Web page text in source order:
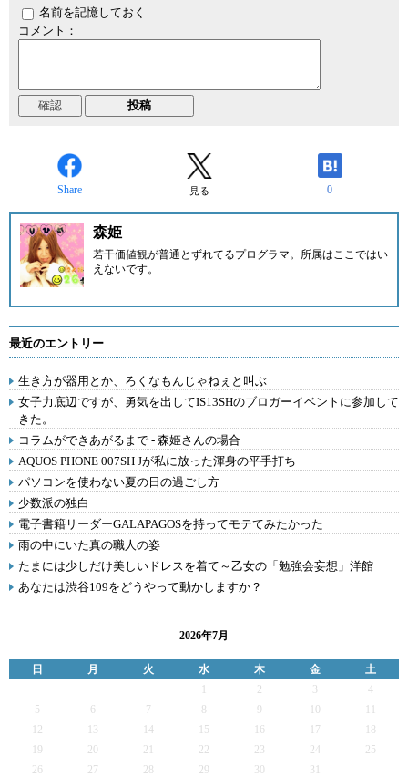
名前を記憶しておく
コメント：
Share 見る 0
森姫
若干価値観が普通とずれてるプログラマ。所属はここではい
えないです。
最近のエントリー
生き方が器用とか、ろくなもんじゃねぇと叫ぶ
女子力底辺ですが、勇気を出してIS13SHのブロガーイベントに参加して
きた。
コラムができあがるまで - 森姫さんの場合
AQUOS PHONE 007SH Jが私に放った渾身の平手打ち
パソコンを使わない夏の日の過ごし方
少数派の独白
電子書籍リーダーGALAPAGOSを持ってモテてみたかった
雨の中にいた真の職人の姿
たまには少しだけ美しいドレスを着て～乙女の「勉強会妄想」洋館
あなたは渋谷109をどうやって動かしますか？
2026年7月
日 月 火 水 木 金
土
2 3
4
5
6 7 9
12
13 14 15 16 17
19
20 21 22 23 24
25
26
27 28 29 30 31